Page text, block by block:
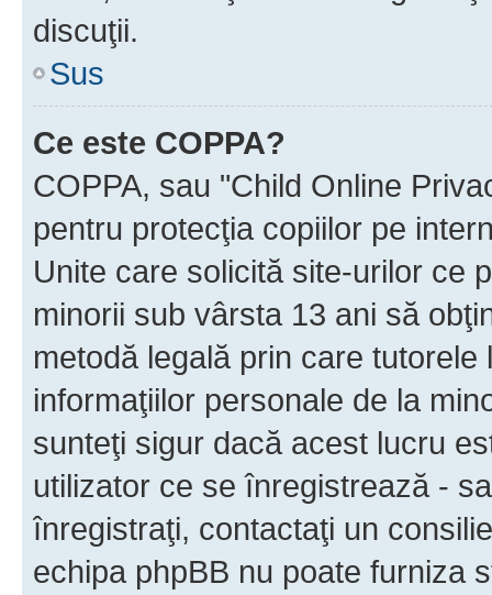
discuţii.
Sus
Ce este COPPA?
COPPA, sau "Child Online
pentru protecţia copiilor pe
Unite care solicită site-urilor ce
minorii sub vârsta 13 ani să
metodă legală prin care
informaţiilor personale de la
sunteţi sigur dacă acest lucru
utilizator ce se înregistrează -
înregistraţi, contactaţi un
echipa phpBB nu poate furniza